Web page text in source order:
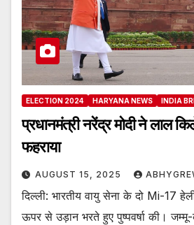
ELECTION 2024 HARYANA NEWS INDIA
प्रधानमंत्री नरेंद्र मोदी ने लाल
फहराया
AUGUST 15, 2025
दिल्ली: भारतीय वायु सेना के दो Mi-17
ऊपर से उड़ान भरते हुए पुष्पवर्षा की।